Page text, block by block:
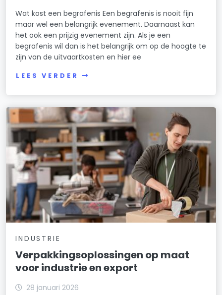
Wat kost een begrafenis Een begrafenis is nooit fijn
maar wel een belangrijk evenement. Daarnaast kan
het ook een prijzig evenement zijn. Als je een
begrafenis wil dan is het belangrijk om op de hoogte te
zijn van de uitvaartkosten en hier ee
LEES VERDER
INDUSTRIE
Verpakkingsoplossingen op maat
voor industrie en export
28 januari 2026